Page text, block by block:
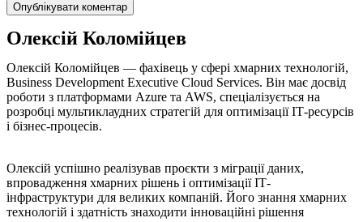
Олексій Коломійцев
Олексій Коломійцев — фахівець у сфері хмарних технологій,
Business Development Executive Cloud Services. Він має досвід
роботи з платформами Azure та AWS, спеціалізується на
розробці мультиклаудних стратегій для оптимізації ІТ-ресурсів
і бізнес-процесів.
Олексій успішно реалізував проєкти з міграції даних,
впровадження хмарних рішень і оптимізації ІТ-
інфраструктури для великих компаній. Його знання хмарних
технологій і здатність знаходити інноваційні рішення